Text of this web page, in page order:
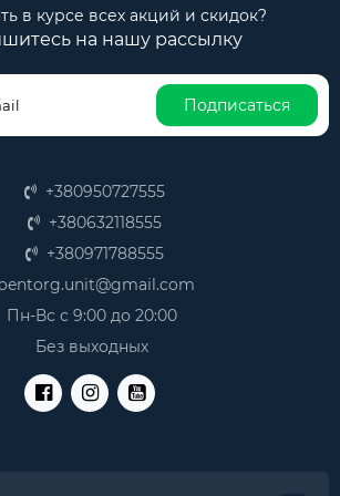
и будущих погодных
домашние метеоприборы
за микроклиматом в помещении и
условия для проживания.
отслеживать опасные
такие как грозы, ураганы и
и будущей температуре, влажности,
параметров.
и точный метеоприбор
Unit - отличное место для
покупок и вы сами можете в этом
своим клиентам:
разнообразный выбор;
цены на весь ассортимент
в курсе всех акций и скидок?
на нашу рассылку
Подписаться
+380950727555
+380632118555
+380971788555
Пн-Вс с 9:00 до 20:00
Без выходных